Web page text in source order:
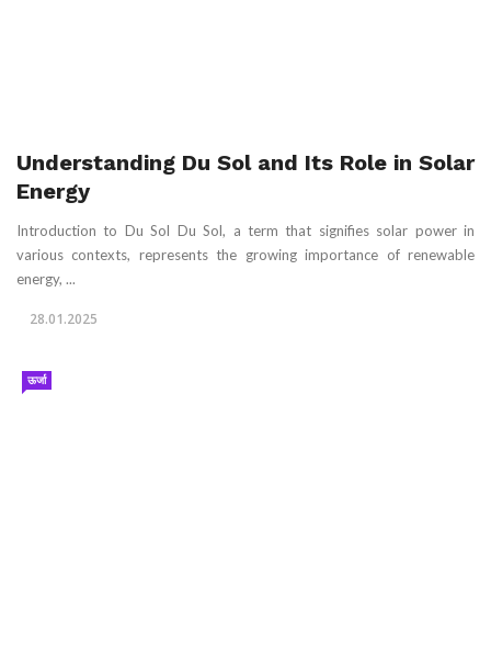
Understanding Du Sol and Its Role in Solar
Energy
Introduction to Du Sol Du Sol, a term that signifies solar power in
various contexts, represents the growing importance of renewable
energy, ...
28.01.2025
ऊर्जा